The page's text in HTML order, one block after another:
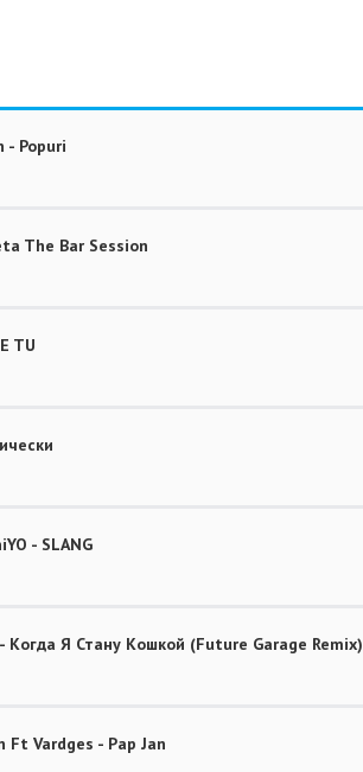
- Popuri
The Bar Session
TU
- SLANG
Когда Я Стану Кошкой (Future Garage Remix)
Vardges - Pap Jan